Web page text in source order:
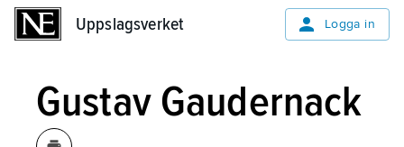
Uppslagsverket Logga in
Gustav Gaudernack